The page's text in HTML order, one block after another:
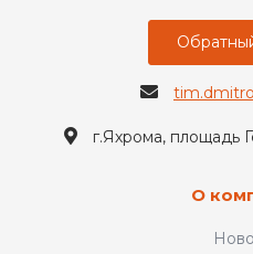
г.Яхрома, площадь
О